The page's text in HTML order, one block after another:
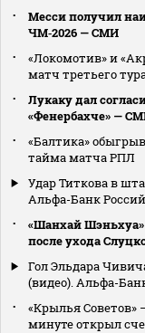
Месси получил
ЧМ‑2026 — СМИ
«Локомотив» и
матч третьего
Лукаку дал
«Фенербахче» —
«Балтика»
тайма матча РПЛ
Удар Титкова в
Альфа-Банк
«Шанхай
после ухода
Гол Эльдара
(видео). Альфа-
«Крылья Советов»
минуте открыл